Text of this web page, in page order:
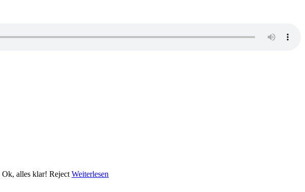
Ok, alles klar! Reject Weiterlesen